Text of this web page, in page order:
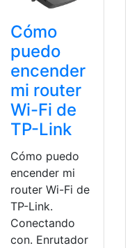
Cómo
puedo
encender
mi router
Wi-Fi de
TP-Link
Cómo puedo
encender mi
router Wi-Fi de
TP-Link.
Conectando
con. Enrutador